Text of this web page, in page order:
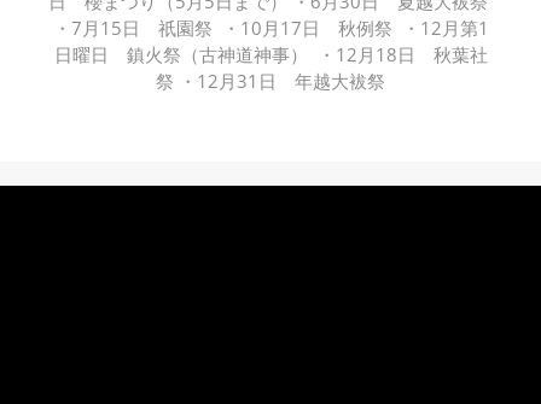
・7月15日 祇園祭 ・10月17日 秋例祭 ・12月第1
日曜日 鎮火祭（古神道神事） ・12月18日 秋葉社
祭 ・12月31日 年越大袚祭